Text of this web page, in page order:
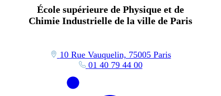
École supérieure de Physique et de
Chimie Industrielle de la ville de Paris
10 Rue Vauquelin, 75005 Paris
01 40 79 44 00